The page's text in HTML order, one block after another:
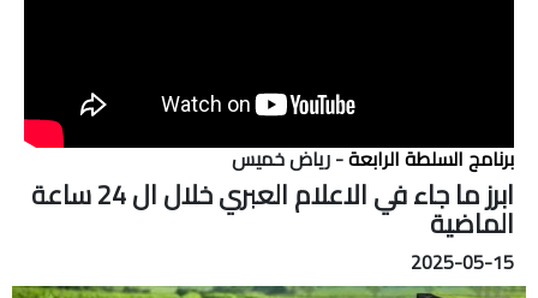
برنامج السلطة الرابعة- رياض خميس
ابرز ما جاء في الاعلام العبري خلال ال 24 ساعة
الماضية
2025-05-15